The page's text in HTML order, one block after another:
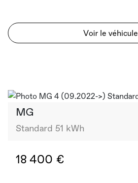
Voir le véhicule
MG
Standard 51 kWh
18 400 €